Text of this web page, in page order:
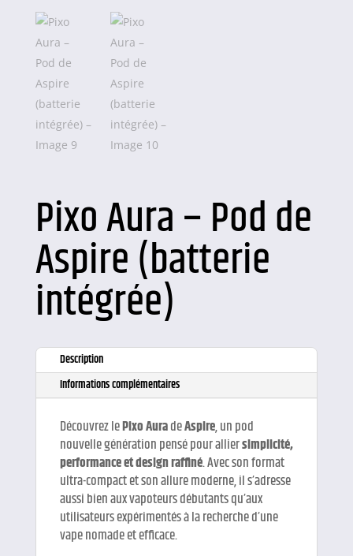
Pixo Aura – Pod de
Aspire (batterie
intégrée)
Description
Informations complémentaires
Découvrez lePixo AuradeAspire, un pod
nouvelle génération pensé pour alliersimplicité,
performance et design raffiné. Avec son format
ultra-compact et son allure moderne, il s’adresse
aussi bien aux vapoteurs débutants qu’aux
utilisateurs expérimentés à la recherche d’une
vape nomade et efficace.